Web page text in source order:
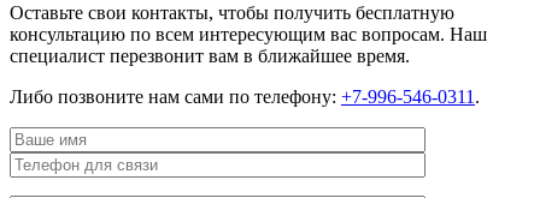
Оставьте свои контакты, чтобы получить бесплатную
консультацию по всем интересующим вас вопросам. Наш
специалист перезвонит вам в ближайшее время.
Либо позвоните нам сами по телефону: +7-996-546-0311 .